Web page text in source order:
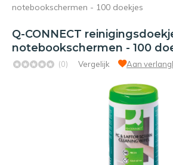
notebookschermen - 100 doekjes
Q-CONNECT
notebookschermen - 100
(0) Vergelijk Aan